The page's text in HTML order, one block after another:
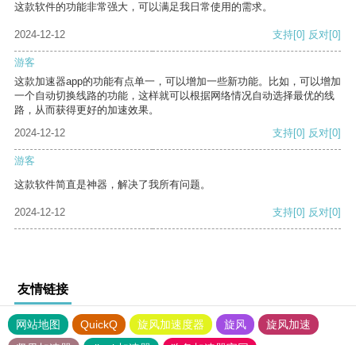
这款软件的功能非常强大，可以满足我日常使用的需求。
2024-12-12 支持[0] 反对[0]
游客
这款加速器app的功能有点单一，可以增加一些新功能。比如，可以增加
一个自动切换线路的功能，这样就可以根据网络情况自动选择最优的线
路，从而获得更好的加速效果。
2024-12-12
支持[0] 反对[0]
游客
这款软件简直是神器，解决了我所有问题。
2024-12-12 支持[0] 反对[0]
友情链接
网站地图 QuickQ 旋风加速度器 旋风
旋风加速